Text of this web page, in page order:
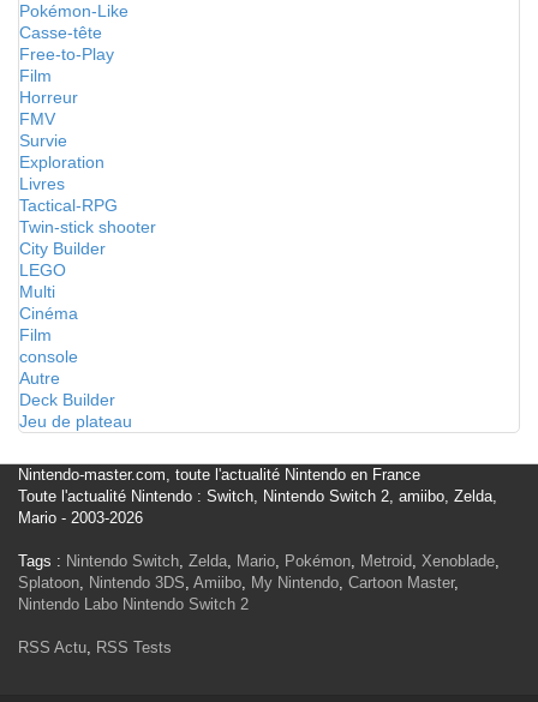
Pokémon-Like
Casse-tête
Free-to-Play
Film
Horreur
FMV
Survie
Exploration
Livres
Tactical-RPG
Twin-stick shooter
City Builder
LEGO
Multi
Cinéma
Film
console
Autre
Deck Builder
Jeu de plateau
Nintendo-master.com, toute l'actualité Nintendo en France
Toute l'actualité Nintendo : Switch, Nintendo Switch 2, amiibo, Zelda,
Mario - 2003-2026
Tags : Nintendo Switch, Zelda, Mario, Pokémon, Metroid, Xenoblade,
Splatoon, Nintendo 3DS, Amiibo, My Nintendo, Cartoon Master,
Nintendo Labo Nintendo Switch 2
RSS Actu, RSS Tests